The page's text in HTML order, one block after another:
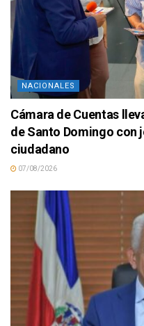
NACIONALES
Cámara de Cuentas
de Santo Domingo con
ciudadano
07/08/2026